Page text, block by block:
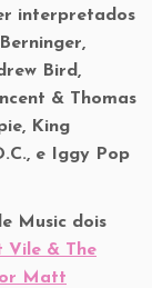
interpretados
Bird,
& Thomas
King
e Iggy Pop
Music dois
Vile & The
Matt